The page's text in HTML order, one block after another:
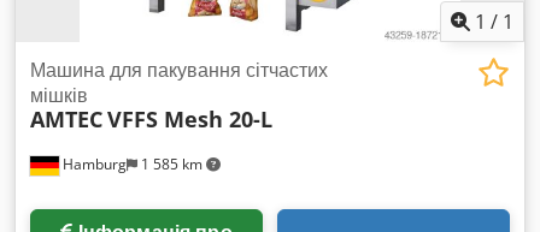
1 / 1
Hamburg 1 585 km
Машина для пакування сітчастих
мішків
AMTECVFFS Mesh 20-L